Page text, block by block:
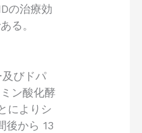
の治療効
る。
びドパ
ン酸化酵
によりシ
後から 13